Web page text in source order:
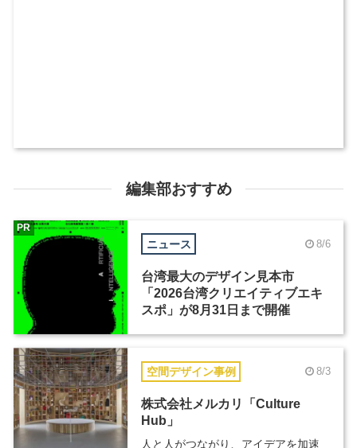
編集部おすすめ
ニュース 8/6
台湾最大のデザイン見本市
「2026台湾クリエイティブエキ
スポ」が8月31日まで開催
PR
空間デザイン事例 8/3
株式会社メルカリ「Culture
Hub」
人と人がつながり、アイデアを加速